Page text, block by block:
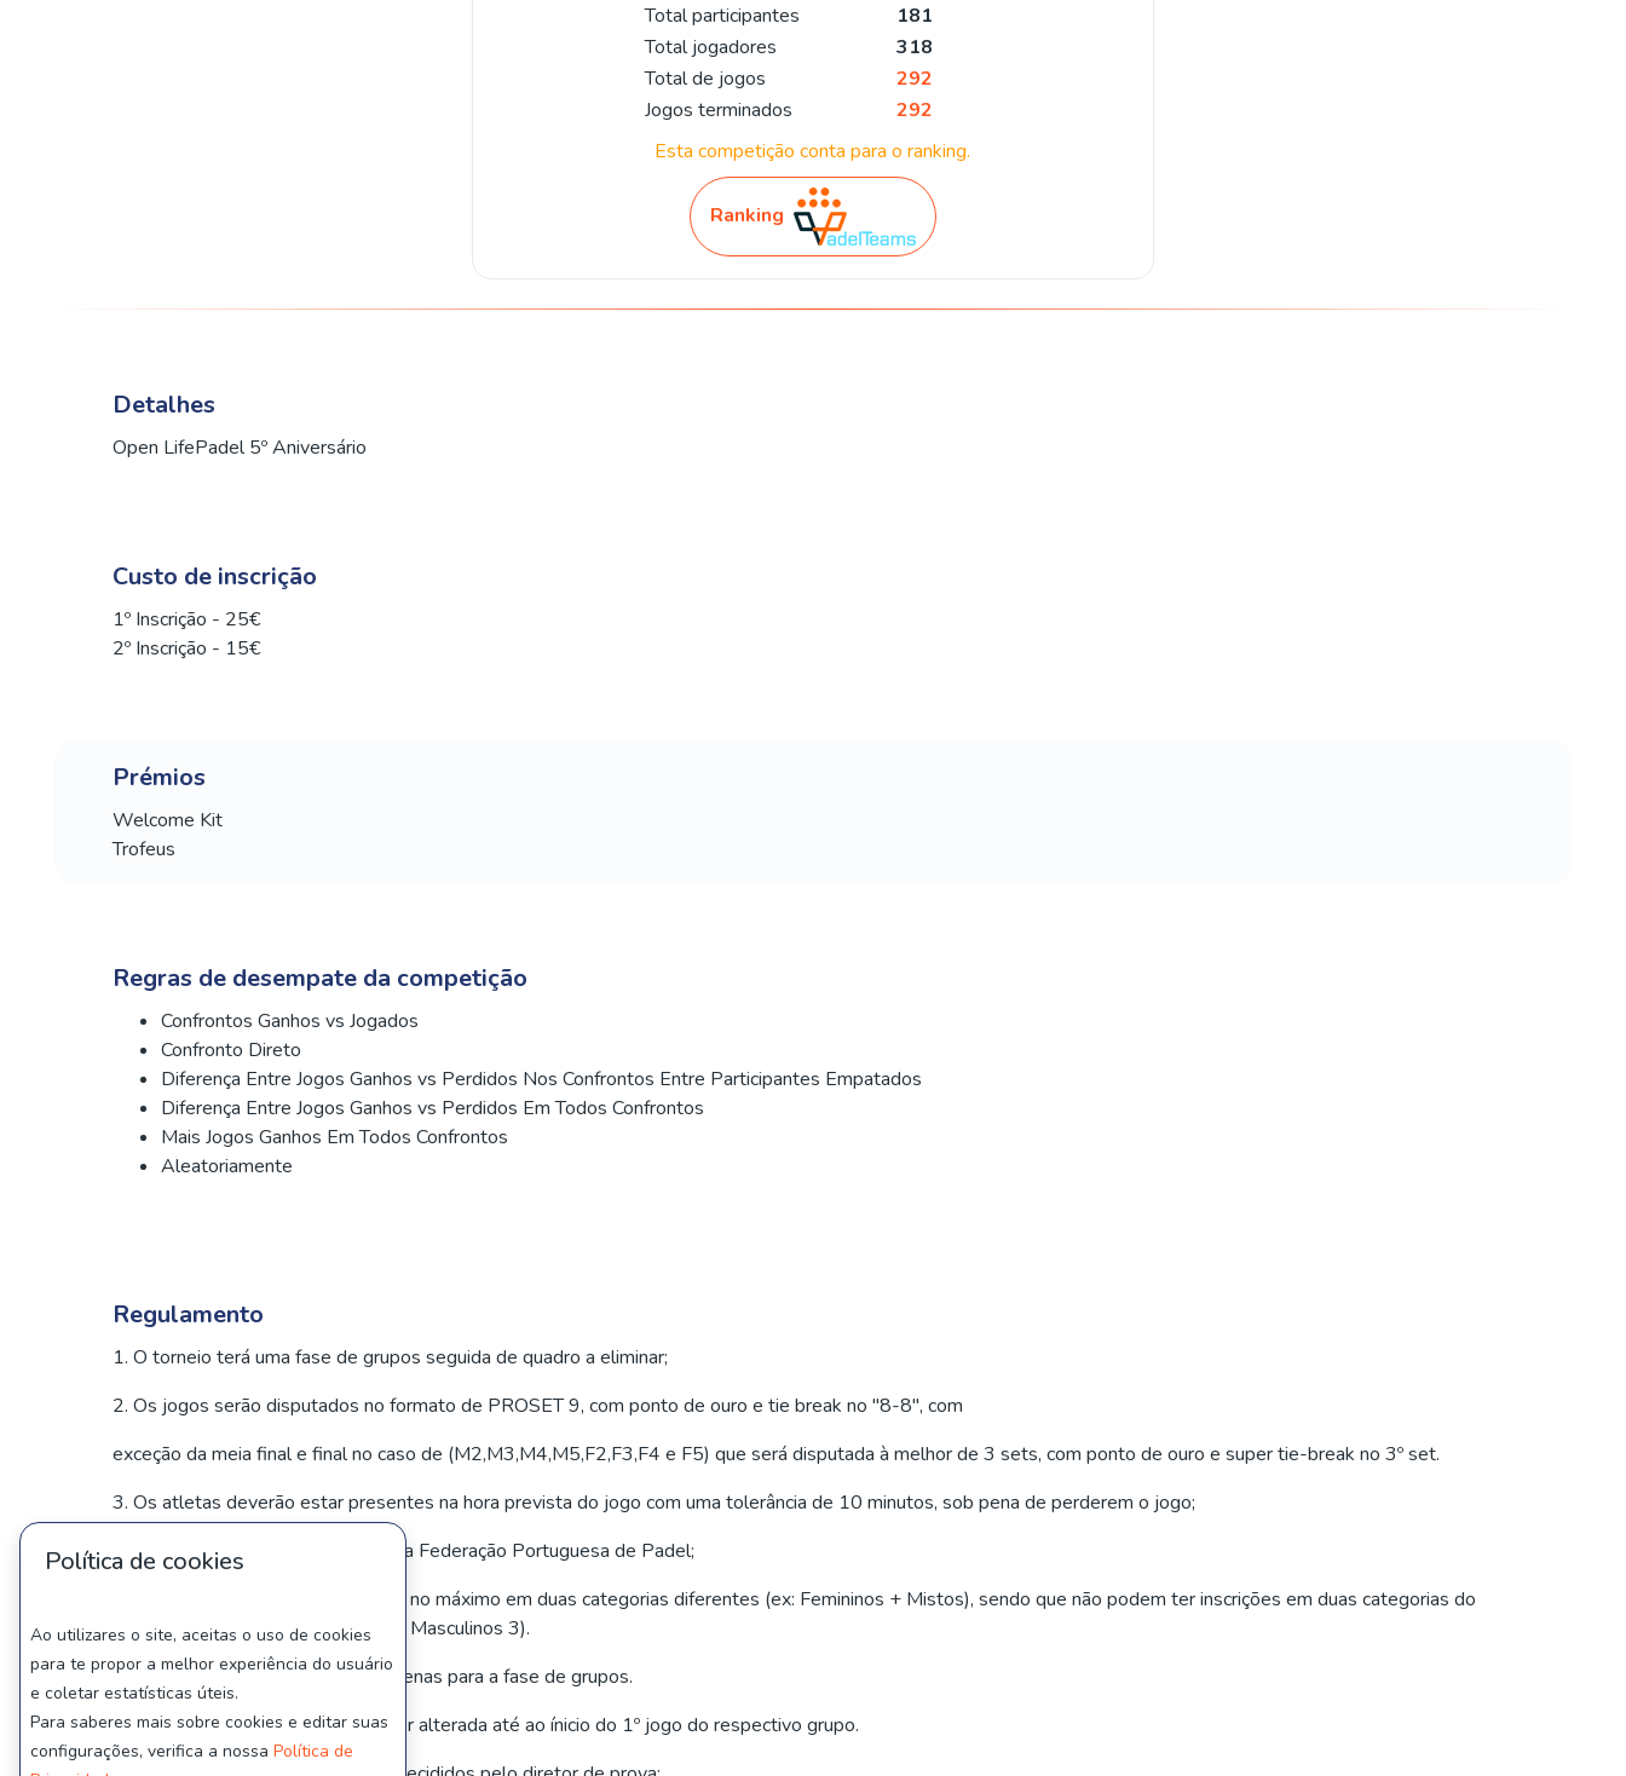
Total participantes
181
Total jogadores
318
Total de jogos
292
Jogos terminados
292
Esta competição conta para o ranking.
Ranking
Detalhes
Open LifePadel 5º Aniversário
Custo de inscrição
1º Inscrição - 25€
2º Inscrição - 15€
Prémios
Welcome Kit
Trofeus
Regras de desempate da competição
Confrontos Ganhos vs Jogados
Confronto Direto
Diferença Entre Jogos Ganhos vs Perdidos Nos Confrontos Entre Participantes Empatados
Diferença Entre Jogos Ganhos vs Perdidos Em Todos Confrontos
Mais Jogos Ganhos Em Todos Confrontos
Aleatoriamente
Regulamento
1. O torneio terá uma fase de grupos seguida de quadro a eliminar;
2. Os jogos serão disputados no formato de PROSET 9, com ponto de ouro e tie break no "8-8", com
exceção da meia final e final no caso de (M2,M3,M4,M5,F2,F3,F4 e F5) que será disputada à melhor de 3 sets, com ponto de ouro e super tie-break no 3º set.
3. Os atletas deverão estar presentes na hora prevista do jogo com uma tolerância de 10 minutos, sob pena de perderem o jogo;
4. Aplica-se o regulamento geral da Federação Portuguesa de Padel;
5. Os atletas poderão inscrever-se no máximo em duas categorias diferentes (ex: Femininos + Mistos), sendo que não podem ter inscrições em duas categorias do
mesmo género (ex: Masculinos 2 e Masculinos 3).
6. Restrições de horário aceites apenas para a fase de grupos.
7. Constituição dos grupos pode ser alterada até ao ínicio do 1º jogo do respectivo grupo.
Política de cookies
Ao utilizares o site, aceitas o uso de cookies
para te propor a melhor experiência do usuário
e coletar estatísticas úteis.
Para saberes mais sobre cookies e editar suas
configurações, verifica a nossa Política de